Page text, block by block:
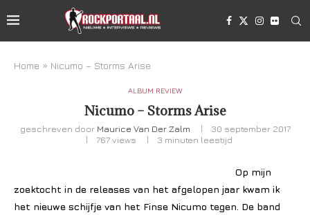
Home » Nicumo – Storms Arise
ALBUM REVIEW
Nicumo – Storms Arise
geschreven door Maurice Van Der Zalm
30 september 2017
767views 3 minuten leestijd
Op mijn
zoektocht in de releases van het afgelopen jaar kwam ik
het nieuwe schijfje van het Finse Nicumo tegen. De band